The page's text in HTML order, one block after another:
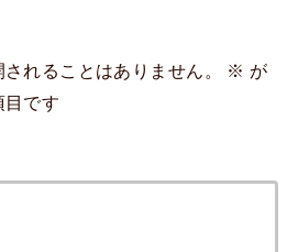
れることはありません。 ※ が
目です